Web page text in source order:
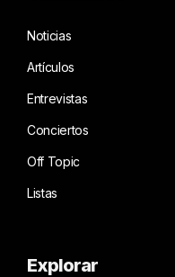
Noticias
Artículos
Entrevistas
Conciertos
Off Topic
Listas
Explorar